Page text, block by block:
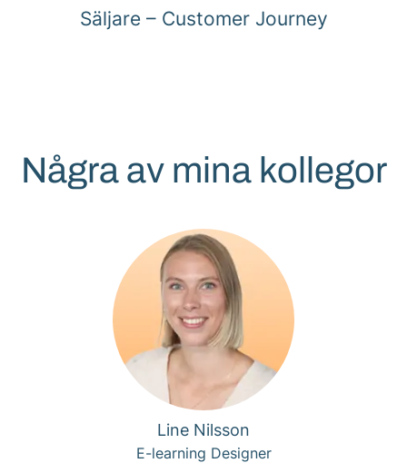
Säljare – Customer Journey
Några av mina kollegor
Line Nilsson
E-learning Designer